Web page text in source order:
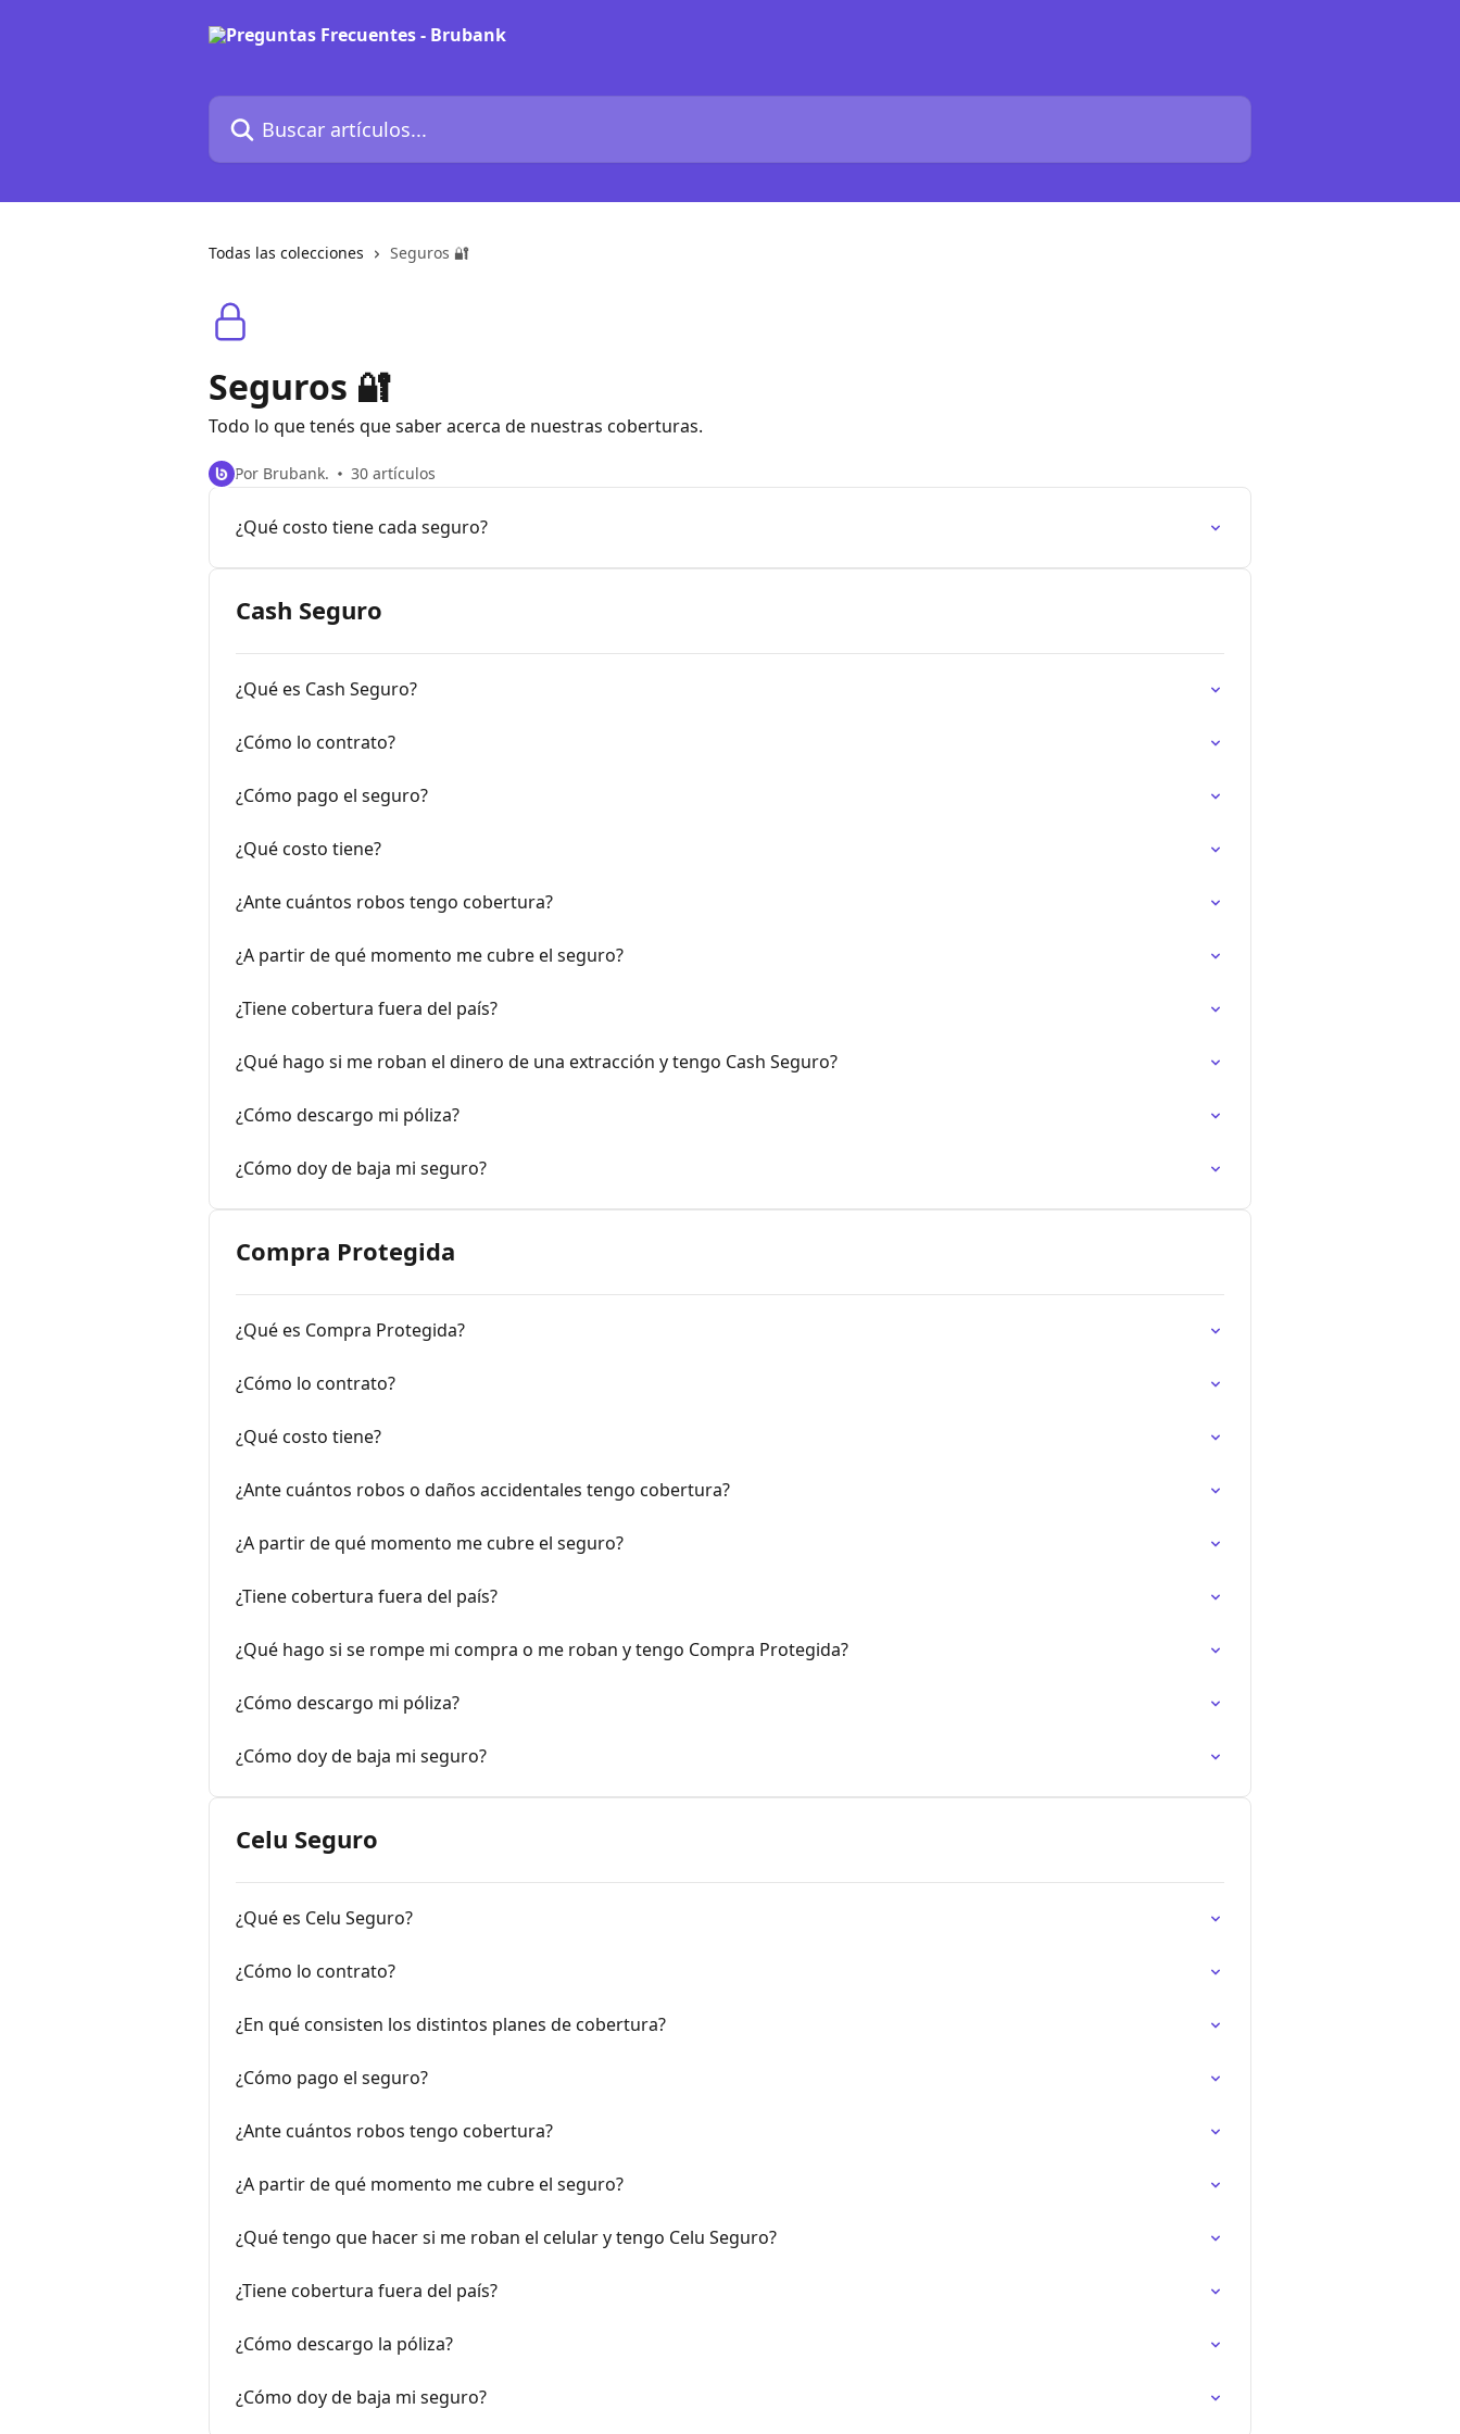
Buscar artículos...
Todas las colecciones Seguros 🔐
Seguros 🔐
Todo lo que tenés que saber acerca de nuestras coberturas.
Por Brubank. 30 artículos
¿Qué costo tiene cada seguro?
Cash Seguro
¿Qué es Cash Seguro?
¿Cómo lo contrato?
¿Cómo pago el seguro?
¿Qué costo tiene?
¿Ante cuántos robos tengo cobertura?
¿A partir de qué momento me cubre el seguro?
¿Tiene cobertura fuera del país?
¿Qué hago si me roban el dinero de una extracción y tengo Cash Seguro?
¿Cómo descargo mi póliza?
¿Cómo doy de baja mi seguro?
Compra Protegida
¿Qué es Compra Protegida?
¿Cómo lo contrato?
¿Qué costo tiene?
¿Ante cuántos robos o daños accidentales tengo cobertura?
¿A partir de qué momento me cubre el seguro?
¿Tiene cobertura fuera del país?
¿Qué hago si se rompe mi compra o me roban y tengo Compra Protegida?
¿Cómo descargo mi póliza?
¿Cómo doy de baja mi seguro?
Celu Seguro
¿Qué es Celu Seguro?
¿Cómo lo contrato?
¿En qué consisten los distintos planes de cobertura?
¿Cómo pago el seguro?
¿Ante cuántos robos tengo cobertura?
¿A partir de qué momento me cubre el seguro?
¿Qué tengo que hacer si me roban el celular y tengo Celu Seguro?
¿Tiene cobertura fuera del país?
¿Cómo descargo la póliza?
¿Cómo doy de baja mi seguro?